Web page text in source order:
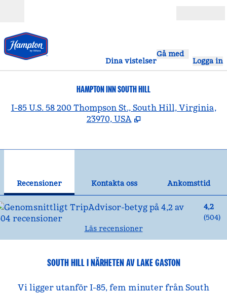
Dina vistelser
Gå med
Logga in
HAMPTON INN SOUTH HILL
I-85 U.S. 58 200 Thompson St., South Hill, Virginia,
23970, USA
Recensioner Kontakta oss
Ankomsttid
4,2
(504)
Läs recensioner
SOUTH HILL I NÄRHETEN AV LAKE GASTON
Vi ligger utanför I-85, fem minuter från South